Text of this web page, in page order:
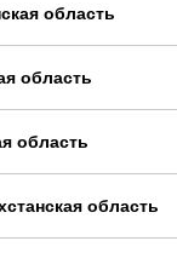
область
область
область
область